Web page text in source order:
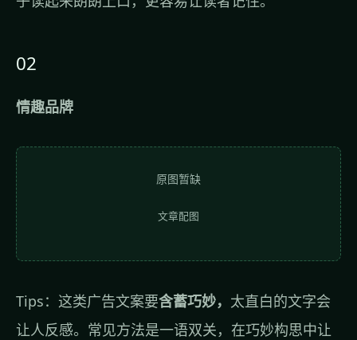
02
情趣品牌
原图暂缺
文章配图
Tips：这类广告文案要含蓄巧妙， 太直白的文字会
让人反感。常见方法是一语双关，在巧妙构思中让